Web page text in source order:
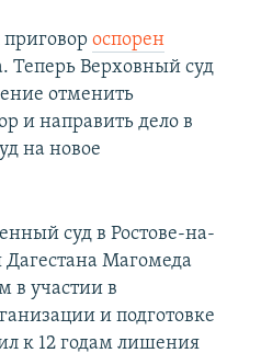
оспорен
Теперь Верховный суд
отменить
и направить дело в
на новое
суд в Ростове-на-
Магомеда
в участии в
и подготовке
к 12 годам лишения